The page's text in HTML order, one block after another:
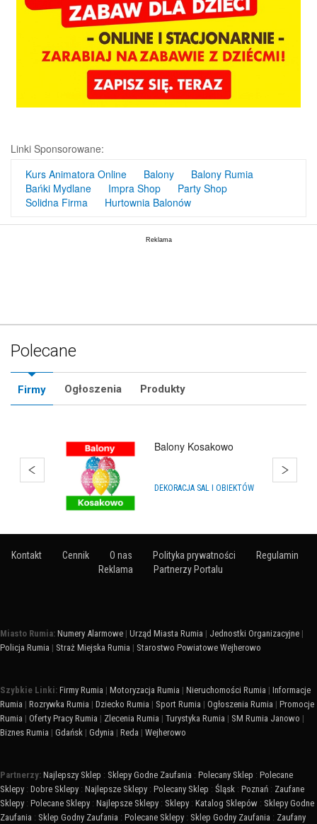
Linki Sponsorowane:
Kurs Animatora Online
Balony
Balony Rumia
Bańki Mydlane
Impra Shop
Party Shop
Solidna Firma
Hurtownia Balonów
Polecane
Firmy Ogłoszenia Produkty
Balony Puck
IMPREZY, WYDARZENIA
Kontakt Cennik O nas Polityka prywatności
Regulamin
Reklama
Partnerzy Portalu
Miasto Rumia: Numery Alarmowe | Urząd Miasta Rumia | Jednostki Organizacyjne |
Policja Rumia | Straż Miejska Rumia | Starostwo Powiatowe Wejherowo
Szybkie Linki: Firmy Rumia | Motoryzacja Rumia | Nieruchomości Rumia | Informacje
Rumia | Rozrywka Rumia | Dziecko Rumia | Sport Rumia | Ogłoszenia Rumia | Promocje
Rumia | Oferty Pracy Rumia | Zlecenia Rumia | Turystyka Rumia | SM Rumia Janowo |
Biznes Rumia | Gdańsk | Gdynia | Reda | Wejherowo
Partnerzy: Najlepszy Sklep : Sklepy Godne Zaufania : Polecany Sklep : Polecane
Sklepy : Dobre Sklepy : Najlepsze Sklepy : Polecany Sklep : Śląsk : Poznań : Zaufane
Sklepy : Polecane Sklepy : Najlepsze Sklepy : Sklepy : Katalog Sklepów : Sklepy Godne
Zaufania : Sklep Godny Zaufania : Polecane Sklepy : Sklep Godny Zaufania : Zaufany